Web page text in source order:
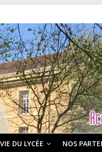
VIE DU LYCÉE NOS